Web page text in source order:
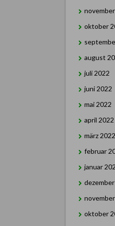
oktober
august
juli 2022
juni 2022
mai 2022
april 2022
märz 2022
februar
januar
oktober